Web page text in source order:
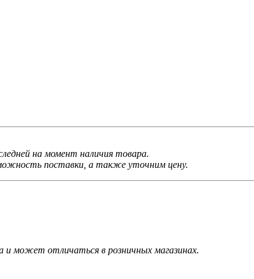
на момент наличия товара.
поставки, а также уточним цену.
и может отличаться в розничных магазинах.